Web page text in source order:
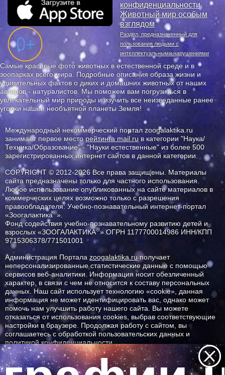
конфиденциальности
Животный мир особым
взглядом
Раздел, предназначенный для
пользования людьми с
интеллектуальными нарушениями
Самые красивые фото животных в естественной среде и в
зоопарках всего мира. Подробные описания образа жизни и
удивительных фактов о диких и домашних животных от наших
авторов - натуралистов. Мы поможем вам погрузиться в
увлекательный мир природы и изучить все неизведанные ранее
уголки нашей необъятной планеты Земля!
Международный некоммерческий портал zoogalaktika.ru
занимает первое месторейтинга mail.ru в категории "Наука/
Техника/Образование" - "Науки естественные" из более 500
зарегистрированных интернет сайтов в данной категории.
COPYRIGHT © 2012-2026 Все права защищены. Материалы
сайта предназначены только для частного использования.
Любое использование опубликованных на сайте материалов в
коммерческих целях возможно только с разрешения
правообладателя: Учебно-познавательный интернет-портал
«Зоогалактика®».
Фонд содействия учебно-познавательному развитию детей и
взрослых «ЗООГАЛАКТИКА®» ОГРН 1177700014986 ИНН/КПП
9715306378/771501001
Администрация Портала zoogalaktika.ruполучает
неперсонализированные статистические данные с помощью
сервисов веб-аналитики. Информация носит обезличенный
характер, в связи с чем не относится к составу персональных
данных. Наш сайт использует технологию «cookie», данная
информация не может идентифицировать вас, однако может
помочь нам улучшить работу нашего сайта. Вы можете
отказаться от использования cookies, выбрав соответствующие
настройки в браузере. Продолжая работу с сайтом, вы
соглашаетесь с обработкой пользовательских данных и
политикой конфиденциальности.